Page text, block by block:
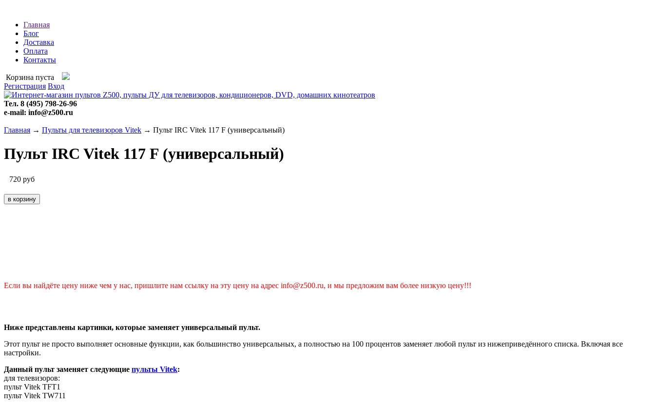
Главная
Блог
Доставка
Оплата
Контакты
Корзина пуста
Регистрация Вход
Тел. 8 (495) 798-26-96
e-mail: info@z500.ru
Главная → Пульты для телевизоров Vitek → Пульт IRC Vitek 117 F (универсальный)
Пульт IRC Vitek 117 F (универсальный)
720 руб
Если вы найдёте цену ниже чем у нас, пришлите нам ссылку на эту цену на адрес info@z500.ru, и мы предложим вам более низкую цену!!!
Ниже представлены картинки, которые заменяет универсальный пульт.
Этот пульт не просто выполняет основные функции, как большинство универсальных, а полностью на 100 процентов заменяет любой пульт из нижеприведённого списка. Включая все
настройки.
Данный пульт заменяет следующие пульты Vitek:
для телевизоров:
пульт Vitek TFT1
пульт Vitek TW711